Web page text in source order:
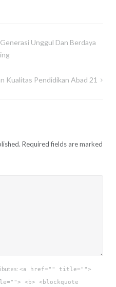
Unggul Dan Berdaya
Kualitas Pendidikan Abad 21
Required fields are marked
<a href="" title="">
<b> <blockquote